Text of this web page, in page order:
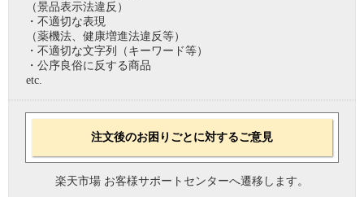
（景品表示法違反）
・不適切な表現
（薬機法、健康増進法違反等）
・不適切な文字列（キーワード等）
・公序良俗に反する商品
etc.
注文後のお困りごとに対するご意見
楽天市場 お客様サポートセンターへ遷移します。